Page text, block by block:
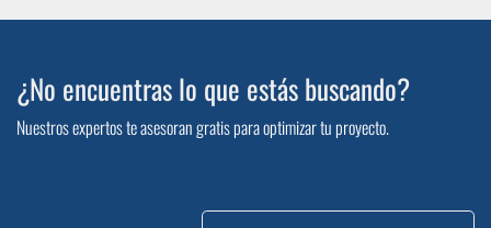
¿No encuentras lo que estás buscando?
Nuestros expertos te asesoran gratis para optimizar tu proyecto.